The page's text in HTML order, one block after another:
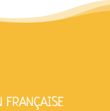
FRANÇAISE